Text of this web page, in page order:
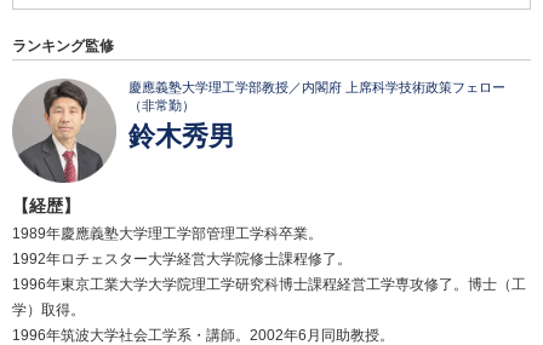
ランキング監修
慶應義塾大学理工学部教授／内閣府 上席科学技術政策フェロー
（非常勤）
鈴木秀男
【経歴】
1989年慶應義塾大学理工学部管理工学科卒業。
1992年ロチェスター大学経営大学院修士課程修了。
1996年東京工業大学大学院理工学研究科博士課程経営工学専攻修了。博士（工
学）取得。
1996年筑波大学社会工学系・講師。2002年6月同助教授。